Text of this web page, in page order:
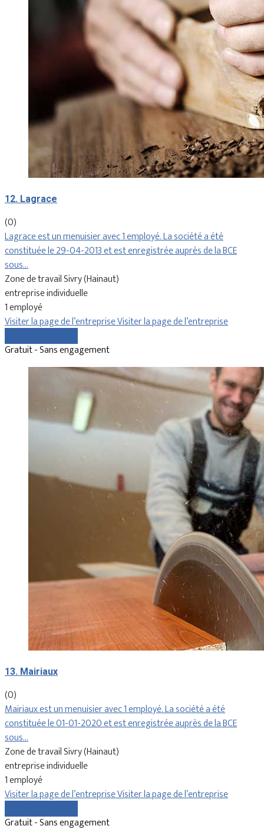
12. Lagrace
(0)
Lagrace est un menuisier avec 1 employé. La société a été
constituée le 29-04-2013 et est enregistrée auprès de la BCE
sous…
Zone de travail Sivry (Hainaut)
entreprise individuelle
1 employé
Visiter la page de l’entrepriseVisiter la page de l’entreprise
Gratuit - Sans engagement
13. Mairiaux
(0)
Mairiaux est un menuisier avec 1 employé. La société a été
constituée le 01-01-2020 et est enregistrée auprès de la BCE
sous…
Zone de travail Sivry (Hainaut)
entreprise individuelle
1 employé
Visiter la page de l’entrepriseVisiter la page de l’entreprise
Gratuit - Sans engagement